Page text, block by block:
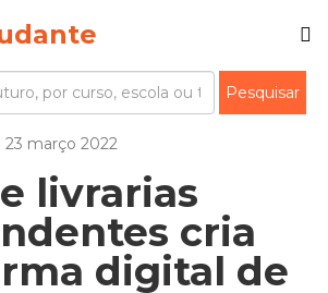
março 2022
livrarias
cria
digital de